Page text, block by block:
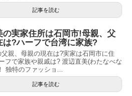
記事を読む
の実家住所は石岡市!母親、父
は?ハーフで台湾に家族?
親、母親の現在は?実家は石岡市に住
フで家族や親戚は? 渡辺直美(わたなべな
独特のファッショ...
記事を読む